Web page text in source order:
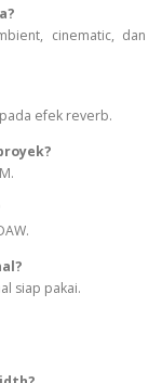
cinematic, dan
efek reverb.
siap pakai.